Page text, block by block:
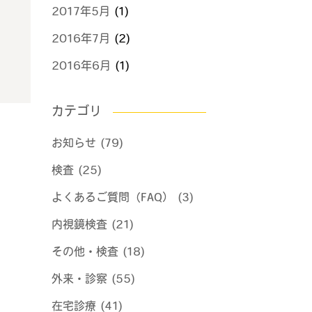
2017年5月 (1)
2016年7月 (2)
2016年6月 (1)
カテゴリ
お知らせ (79)
検査 (25)
よくあるご質問（FAQ） (3)
内視鏡検査 (21)
その他・検査 (18)
外来・診察 (55)
在宅診療 (41)